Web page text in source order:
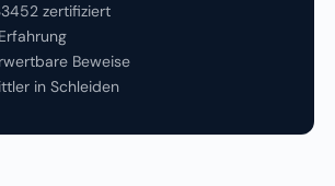
zertifiziert
Beweise
in Schleiden